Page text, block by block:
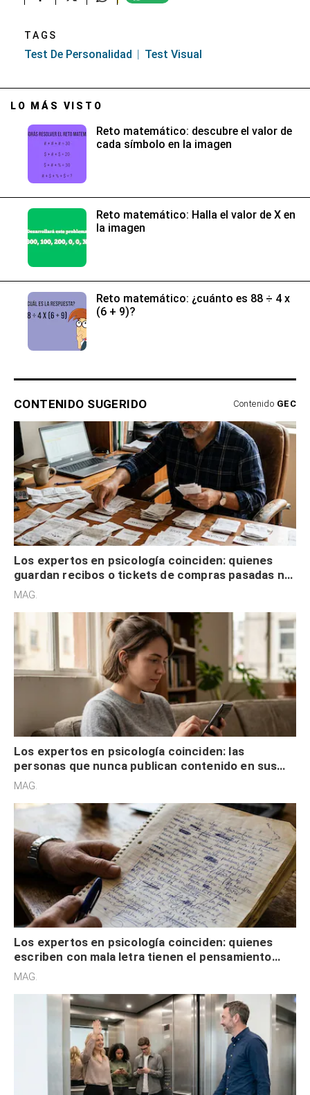
TAGS
Test De Personalidad Test Visual
LO MÁS VISTO
Reto matemático: descubre el valor de
cada símbolo en la imagen
Reto matemático: Halla el valor de X en
la imagen
Reto matemático: ¿cuánto es 88 ÷ 4 x
(6 + 9)?
CONTENIDO SUGERIDO Contenido GEC
Los expertos en psicología coinciden: quienes
guardan recibos o tickets de compras pasadas no
son acumuladores, sino que tienen necesidad de
MAG.
Los expertos en psicología coinciden: las
personas que nunca publican contenido en sus
redes sociales no pretenden buscar validación
MAG.
Los expertos en psicología coinciden: quienes
escriben con mala letra tienen el pensamiento
acelerado y no lo hacen por desinterés
MAG.